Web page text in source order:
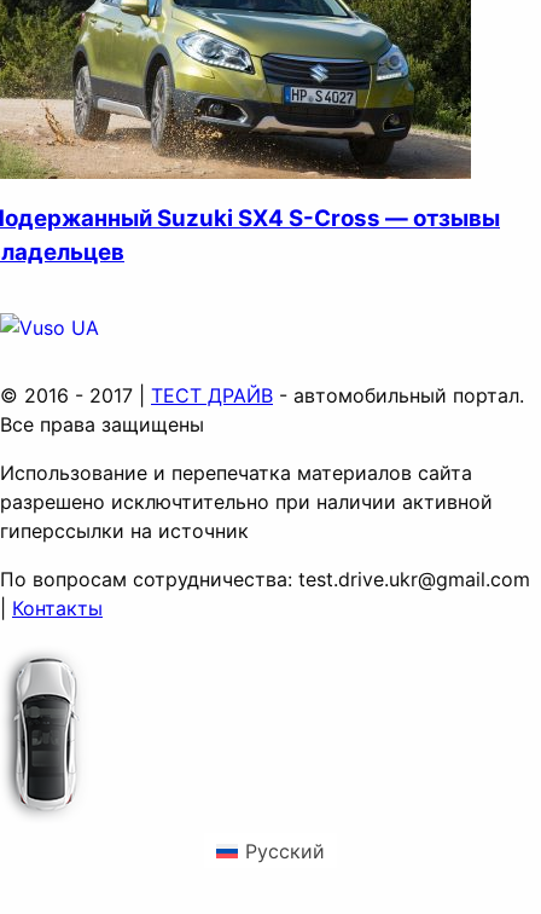
Suzuki SX4 S-Cross — отзывы
© 2016 - 2017 | ТЕСТ ДРАЙВ - автомобильный портал.
Все права защищены
Использование и перепечатка материалов сайта
разрешено исключтительно при наличии активной
гиперссылки на источник
По вопросам сотрудничества: test.drive.ukr@gmail.com
Контакты
Русский